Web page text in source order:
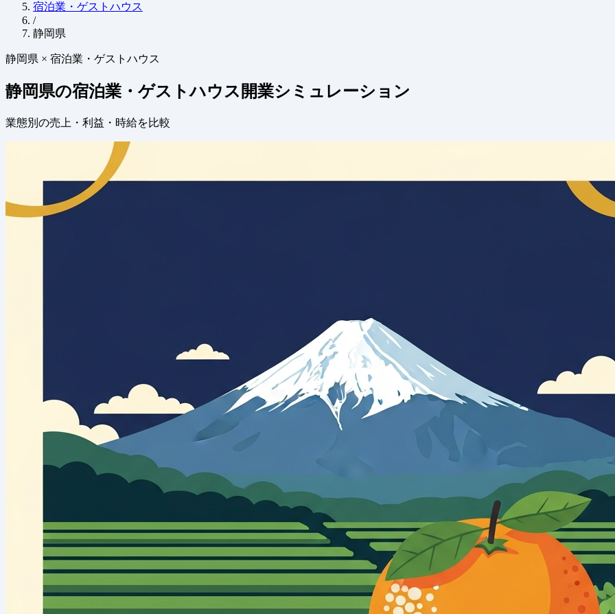
宿泊業・ゲストハウス
/
静岡県
静岡県 × 宿泊業・ゲストハウス
静岡県の宿泊業・ゲストハウス開業シミュレーション
業態別の売上・利益・時給を比較